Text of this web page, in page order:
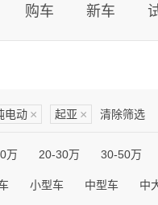
购车 新车
电动 × 起亚 × 清除筛选
万 20-30万 30-50万
小型车 中型车 中